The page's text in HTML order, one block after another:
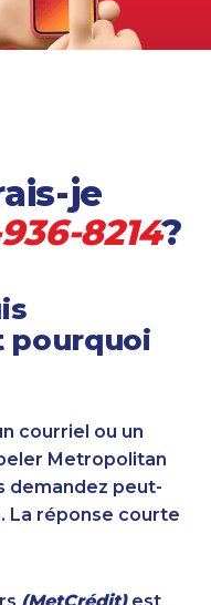
je
8214?
pourquoi
courriel ou un
Metropolitan
demandez peut-
La réponse courte